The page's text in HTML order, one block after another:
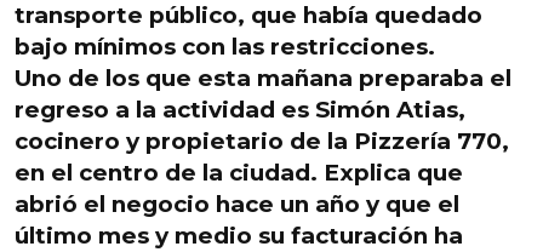
transporte público, que había quedado
bajo mínimos con las restricciones.
Uno de los que esta mañana preparaba el
regreso a la actividad es Simón Atias,
cocinero y propietario de la Pizzería 770,
en el centro de la ciudad. Explica que
abrió el negocio hace un año y que el
último mes y medio su facturación ha